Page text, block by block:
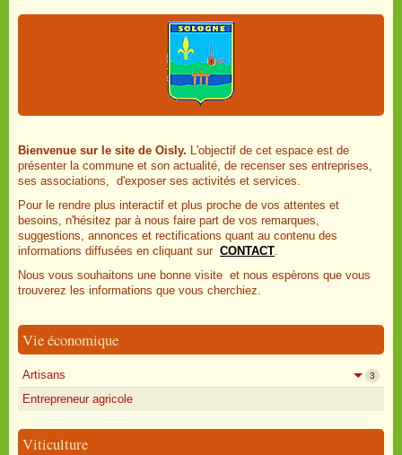
Bienvenue sur le site de Oisly. L'objectif de cet espace est de
présenter la commune et son actualité, de recenser ses entreprises,
ses associations, d'exposer ses activités et services.
Pour le rendre plus interactif et plus proche de vos attentes et
besoins, n'hésitez par à nous faire part de vos remarques,
suggestions, annonces et rectifications quant au contenu des
informations diffusées en cliquant sur CONTACT.
Nous vous souhaitons une bonne visite et nous espèrons que vous
trouverez les informations que vous cherchiez.
Vie économique
Artisans 3
Entrepreneur agricole
Viticulture